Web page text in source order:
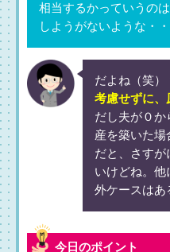
相当するかっていうの
しようがないような・・
だよね（笑）
考慮せずに、
だし夫が０か
産を築いた
だと、さすが
いけどね。他
外ケースはあ